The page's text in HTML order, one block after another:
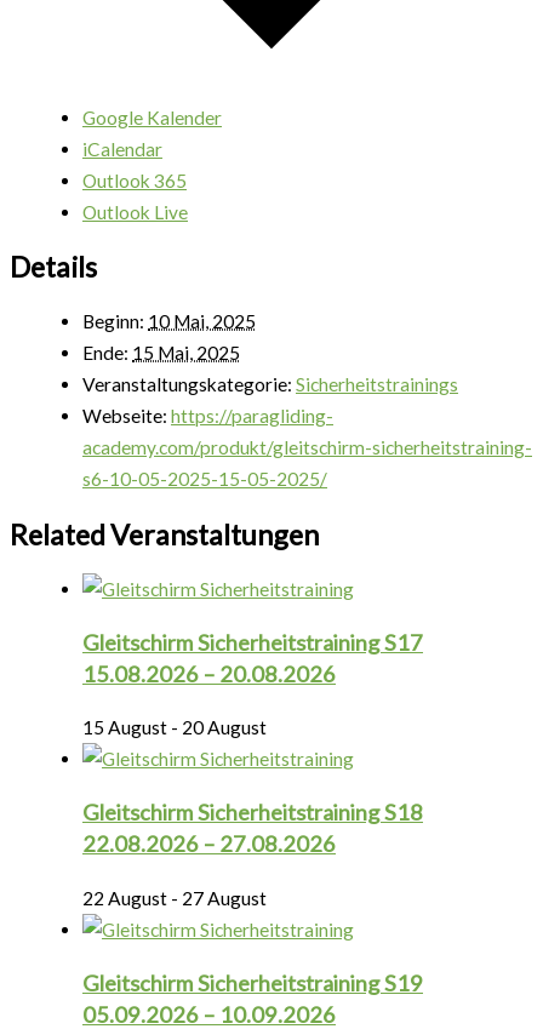
Google Kalender
iCalendar
Outlook 365
Outlook Live
Details
Beginn: 10 Mai, 2025
Ende: 15 Mai, 2025
Veranstaltungskategorie: Sicherheitstrainings
Webseite: https://paragliding-
academy.com/produkt/gleitschirm-sicherheitstraining-
s6-10-05-2025-15-05-2025/
Related Veranstaltungen
Gleitschirm Sicherheitstraining S17
15.08.2026 – 20.08.2026
15 August - 20 August
Gleitschirm Sicherheitstraining S18
22.08.2026 – 27.08.2026
22 August - 27 August
Gleitschirm Sicherheitstraining S19
05.09.2026 – 10.09.2026